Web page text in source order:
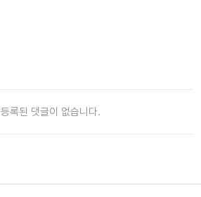
등록된 댓글이 없습니다.